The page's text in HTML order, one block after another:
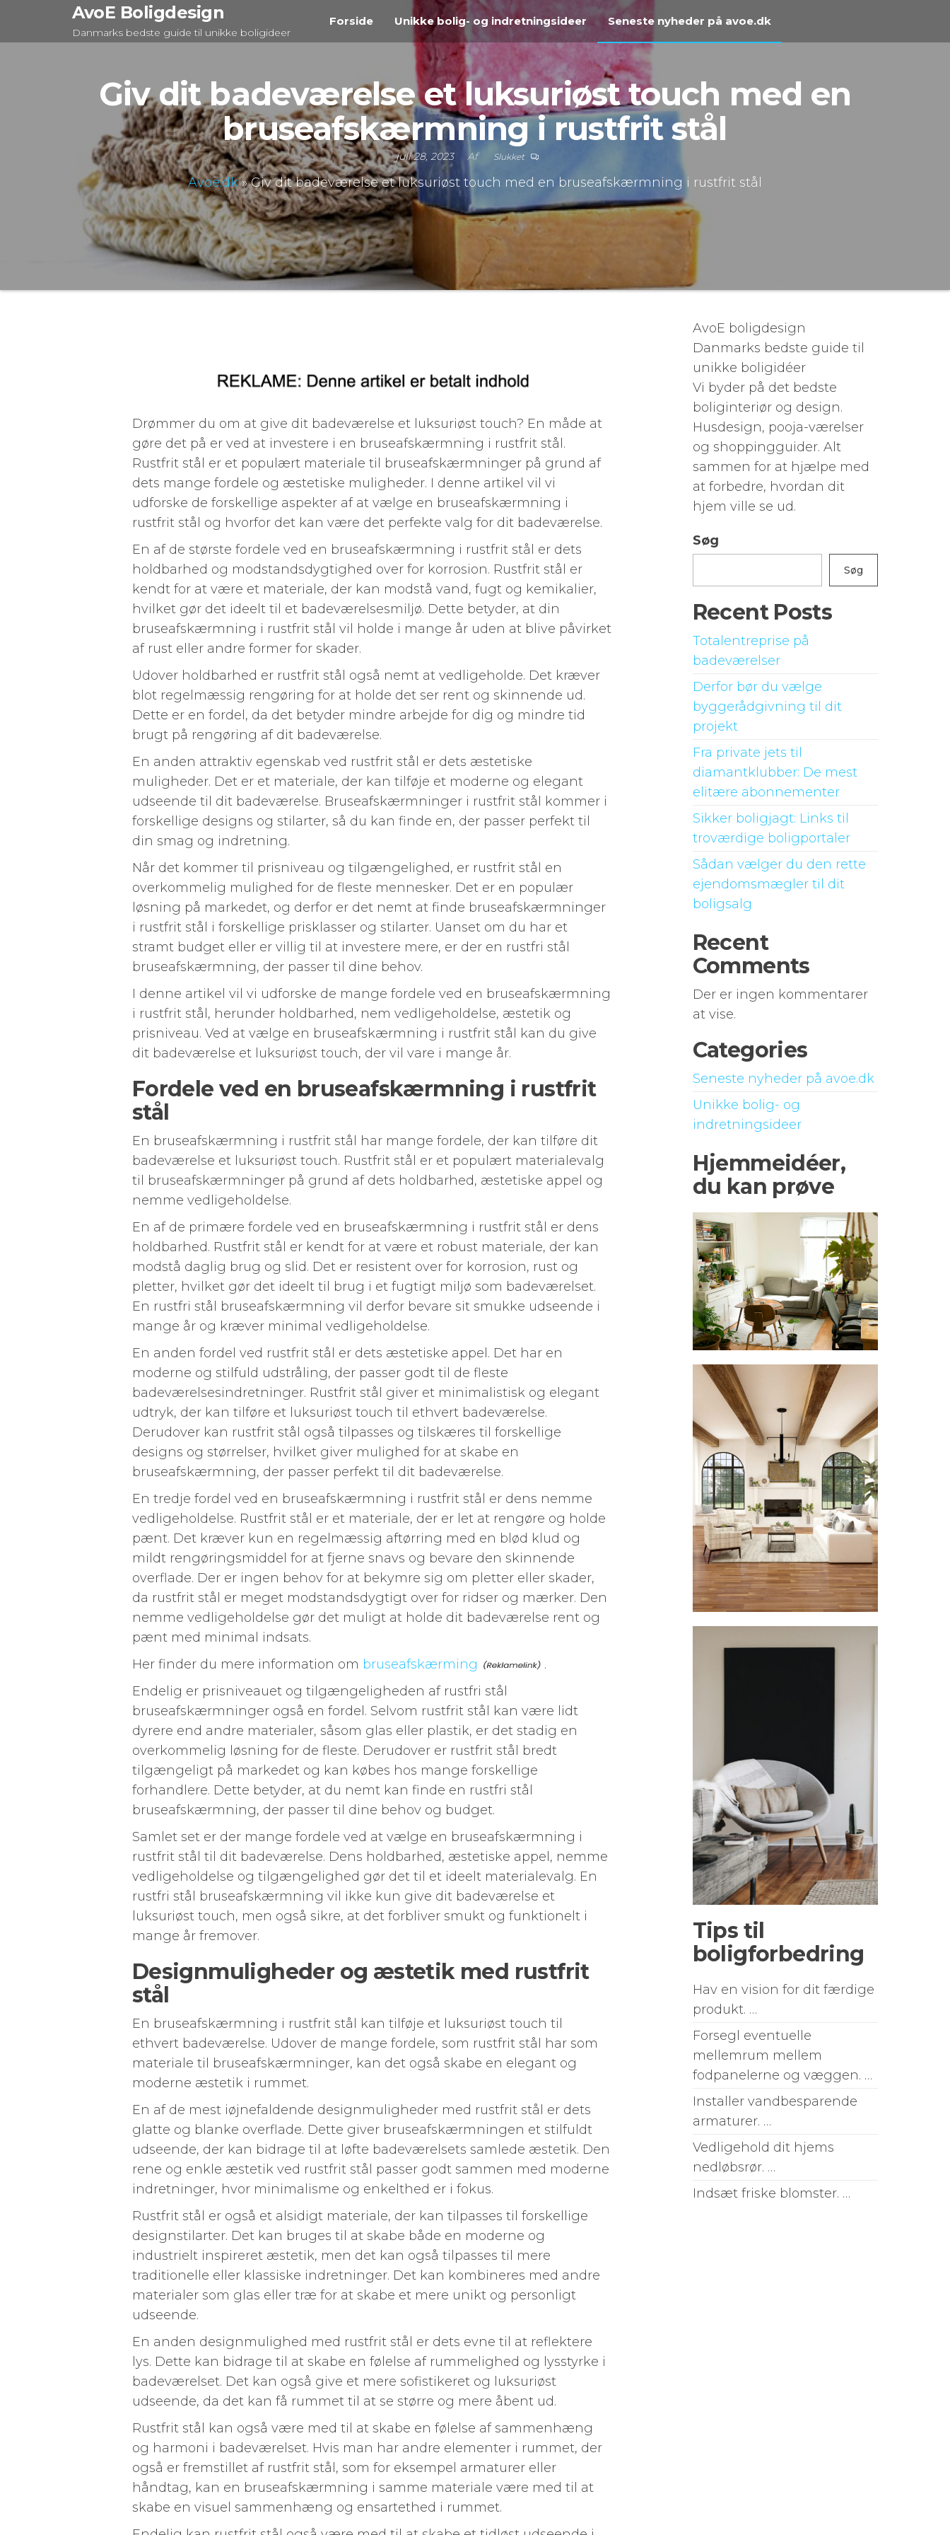
AvoE Boligdesign
Danmarks bedste guide til unikke boligideer
Forside Unikke bolig- og indretningsideer Seneste nyheder på avoe.dk
Giv dit badeværelse et luksuriøst touch med en
bruseafskærmning i rustfrit stål
juli 28, 2023 Af Slukket
Avoe.dk»Giv dit badeværelse et luksuriøst touch med en bruseafskærmning i rustfrit stål
Drømmer du om at give dit badeværelse et luksuriøst touch? En måde at
gøre det på er ved at investere i en bruseafskærmning i rustfrit stål.
Rustfrit stål er et populært materiale til bruseafskærmninger på grund af
dets mange fordele og æstetiske muligheder. I denne artikel vil vi
udforske de forskellige aspekter af at vælge en bruseafskærmning i
rustfrit stål og hvorfor det kan være det perfekte valg for dit badeværelse.
En af de største fordele ved en bruseafskærmning i rustfrit stål er dets
holdbarhed og modstandsdygtighed over for korrosion. Rustfrit stål er
kendt for at være et materiale, der kan modstå vand, fugt og kemikalier,
hvilket gør det ideelt til et badeværelsesmiljø. Dette betyder, at din
bruseafskærmning i rustfrit stål vil holde i mange år uden at blive påvirket
af rust eller andre former for skader.
Udover holdbarhed er rustfrit stål også nemt at vedligeholde. Det kræver
blot regelmæssig rengøring for at holde det ser rent og skinnende ud.
Dette er en fordel, da det betyder mindre arbejde for dig og mindre tid
brugt på rengøring af dit badeværelse.
En anden attraktiv egenskab ved rustfrit stål er dets æstetiske
muligheder. Det er et materiale, der kan tilføje et moderne og elegant
udseende til dit badeværelse. Bruseafskærmninger i rustfrit stål kommer i
forskellige designs og stilarter, så du kan finde en, der passer perfekt til
din smag og indretning.
Når det kommer til prisniveau og tilgængelighed, er rustfrit stål en
overkommelig mulighed for de fleste mennesker. Det er en populær
løsning på markedet, og derfor er det nemt at finde bruseafskærmninger
i rustfrit stål i forskellige prisklasser og stilarter. Uanset om du har et
stramt budget eller er villig til at investere mere, er der en rustfri stål
bruseafskærmning, der passer til dine behov.
I denne artikel vil vi udforske de mange fordele ved en bruseafskærmning
i rustfrit stål, herunder holdbarhed, nem vedligeholdelse, æstetik og
prisniveau. Ved at vælge en bruseafskærmning i rustfrit stål kan du give
dit badeværelse et luksuriøst touch, der vil vare i mange år.
Fordele ved en bruseafskærmning i rustfrit
stål
En bruseafskærmning i rustfrit stål har mange fordele, der kan tilføre dit
badeværelse et luksuriøst touch. Rustfrit stål er et populært materialevalg
til bruseafskærmninger på grund af dets holdbarhed, æstetiske appel og
nemme vedligeholdelse.
En af de primære fordele ved en bruseafskærmning i rustfrit stål er dens
holdbarhed. Rustfrit stål er kendt for at være et robust materiale, der kan
modstå daglig brug og slid. Det er resistent over for korrosion, rust og
pletter, hvilket gør det ideelt til brug i et fugtigt miljø som badeværelset.
En rustfri stål bruseafskærmning vil derfor bevare sit smukke udseende i
mange år og kræver minimal vedligeholdelse.
En anden fordel ved rustfrit stål er dets æstetiske appel. Det har en
moderne og stilfuld udstråling, der passer godt til de fleste
badeværelsesindretninger. Rustfrit stål giver et minimalistisk og elegant
udtryk, der kan tilføre et luksuriøst touch til ethvert badeværelse.
Derudover kan rustfrit stål også tilpasses og tilskæres til forskellige
designs og størrelser, hvilket giver mulighed for at skabe en
bruseafskærmning, der passer perfekt til dit badeværelse.
En tredje fordel ved en bruseafskærmning i rustfrit stål er dens nemme
vedligeholdelse. Rustfrit stål er et materiale, der er let at rengøre og holde
pænt. Det kræver kun en regelmæssig aftørring med en blød klud og
mildt rengøringsmiddel for at fjerne snavs og bevare den skinnende
overflade. Der er ingen behov for at bekymre sig om pletter eller skader,
da rustfrit stål er meget modstandsdygtigt over for ridser og mærker. Den
nemme vedligeholdelse gør det muligt at holde dit badeværelse rent og
pænt med minimal indsats.
Her finder du mere information om bruseafskærming
.
Endelig er prisniveauet og tilgængeligheden af rustfri stål
bruseafskærmninger også en fordel. Selvom rustfrit stål kan være lidt
dyrere end andre materialer, såsom glas eller plastik, er det stadig en
overkommelig løsning for de fleste. Derudover er rustfrit stål bredt
tilgængeligt på markedet og kan købes hos mange forskellige
forhandlere. Dette betyder, at du nemt kan finde en rustfri stål
bruseafskærmning, der passer til dine behov og budget.
Samlet set er der mange fordele ved at vælge en bruseafskærmning i
rustfrit stål til dit badeværelse. Dens holdbarhed, æstetiske appel, nemme
vedligeholdelse og tilgængelighed gør det til et ideelt materialevalg. En
rustfri stål bruseafskærmning vil ikke kun give dit badeværelse et
luksuriøst touch, men også sikre, at det forbliver smukt og funktionelt i
mange år fremover.
Designmuligheder og æstetik med rustfrit
stål
En bruseafskærmning i rustfrit stål kan tilføje et luksuriøst touch til
ethvert badeværelse. Udover de mange fordele, som rustfrit stål har som
materiale til bruseafskærmninger, kan det også skabe en elegant og
moderne æstetik i rummet.
En af de mest iøjnefaldende designmuligheder med rustfrit stål er dets
glatte og blanke overflade. Dette giver bruseafskærmningen et stilfuldt
udseende, der kan bidrage til at løfte badeværelsets samlede æstetik. Den
rene og enkle æstetik ved rustfrit stål passer godt sammen med moderne
indretninger, hvor minimalisme og enkelthed er i fokus.
Rustfrit stål er også et alsidigt materiale, der kan tilpasses til forskellige
designstilarter. Det kan bruges til at skabe både en moderne og
industrielt inspireret æstetik, men det kan også tilpasses til mere
traditionelle eller klassiske indretninger. Det kan kombineres med andre
materialer som glas eller træ for at skabe et mere unikt og personligt
udseende.
En anden designmulighed med rustfrit stål er dets evne til at reflektere
lys. Dette kan bidrage til at skabe en følelse af rummelighed og lysstyrke i
badeværelset. Det kan også give et mere sofistikeret og luksuriøst
udseende, da det kan få rummet til at se større og mere åbent ud.
Rustfrit stål kan også være med til at skabe en følelse af sammenhæng
og harmoni i badeværelset. Hvis man har andre elementer i rummet, der
også er fremstillet af rustfrit stål, som for eksempel armaturer eller
håndtag, kan en bruseafskærmning i samme materiale være med til at
skabe en visuel sammenhæng og ensartethed i rummet.
AvoE boligdesign
Danmarks bedste guide til
unikke boligidéer
Vi byder på det bedste
boliginteriør og design.
Husdesign, pooja-værelser
og shoppingguider. Alt
sammen for at hjælpe med
at forbedre, hvordan dit
hjem ville se ud.
Søg
Søg
Recent Posts
Totalentreprise på
badeværelser
Derfor bør du vælge
byggerådgivning til dit
projekt
Fra private jets til
diamantklubber: De mest
elitære abonnementer
Sikker boligjagt: Links til
troværdige boligportaler
Sådan vælger du den rette
ejendomsmægler til dit
boligsalg
Recent
Comments
Der er ingen kommentarer
at vise.
Categories
Seneste nyheder på avoe.dk
Unikke bolig- og
indretningsideer
Hjemmeidéer,
du kan prøve
Tips til
boligforbedring
Hav en vision for dit færdige
produkt. …
Forsegl eventuelle
mellemrum mellem
fodpanelerne og væggen. …
Installer vandbesparende
armaturer. …
Vedligehold dit hjems
nedløbsrør. …
Indsæt friske blomster. …